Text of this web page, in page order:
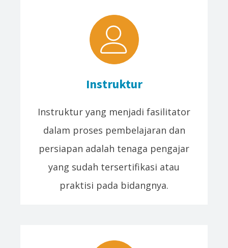
Instruktur
Instruktur yang menjadi fasilitator
dalam proses pembelajaran dan
persiapan adalah tenaga pengajar
yang sudah tersertifikasi atau
praktisi pada bidangnya.